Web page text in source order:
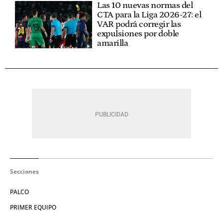
Las 10 nuevas normas del
CTA para la Liga 2026-27: el
VAR podrá corregir las
expulsiones por doble
amarilla
Secciones
PALCO
PRIMER EQUIPO